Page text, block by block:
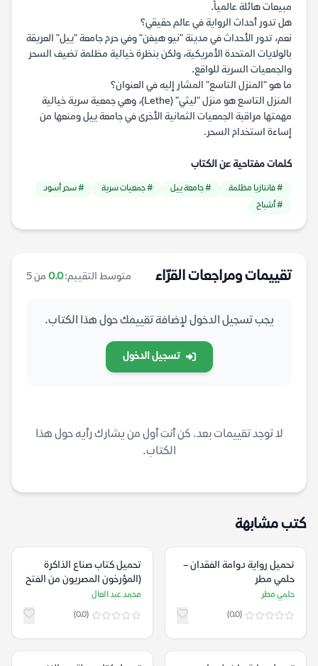
مبيعات هائلة عالمياً.
هل تدور أحداث الرواية في عالم حقيقي؟
نعم، تدور الأحداث في مدينة "نيو هيفن" وفي حرم جامعة "ييل" العريقة
بالولايات المتحدة الأمريكية، ولكن بنظرة خيالية مظلمة تضيف السحر
والجمعيات السرية للواقع.
ما هو "المنزل التاسع" المشار إليه في العنوان؟
المنزل التاسع هو منزل "ليثي" (Lethe)، وهي جمعية سرية خيالية
مهمتها مراقبة الجمعيات الثمانية الأخرى في جامعة ييل ومنعها من
إساءة استخدام السحر.
كلمات مفتاحية عن الكتاب
# فانتازيا مظلمة # جامعة ييل # جمعيات سرية
# سحر أسود
# أشباح
تقييمات ومراجعات القرّاء متوسط التقييم:0.0 من 5
يجب تسجيل الدخول لإضافة تقييمك حول هذا الكتاب.
تسجيل الدخول
لا توجد تقييمات بعد. كن أنت أول من يشارك رأيه حول هذا
الكتاب.
كتب مشابهة
تحميل رواية دوامة الفقدان –
حلمي مطر
حلمي مطر
(0.0)
تحميل كتاب صناع الذاكرة
(المؤرخون المصريون من الفتح
العربي إلى الغزو العثماني) –
محمد عبد العال
محمد عبد العال
(0.0)